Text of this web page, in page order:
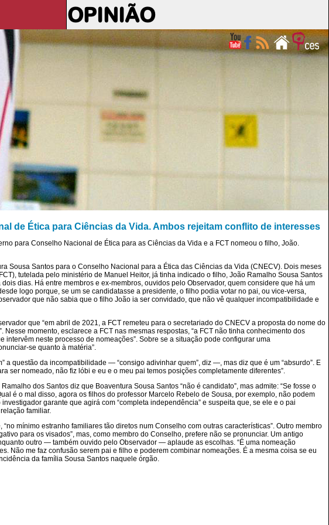
OPINIÃO
de Ética para Ciências da Vida. Ambos rejeitam conflito de interesses
para Conselho Nacional de Ética para as Ciências da Vida e a FCT nomeou o filho, João.
Sousa Santos para o Conselho Nacional para a Ética das Ciências da Vida (CNECV). Dois meses
tutelada pelo ministério de Manuel Heitor, já tinha indicado o filho, João Ramalho Sousa Santos
dias. Há entre membros e ex-membros, ouvidos pelo Observador, quem considere que há um
logo porque, se um se candidatasse a presidente, o filho podia votar no pai, ou vice-versa,
que não sabia que o filho João ia ser convidado, que não vê qualquer incompatibilidade e
que “em abril de 2021, a FCT remeteu para o secretariado do CNECV a proposta do nome do
momento, esclarece a FCT nas mesmas respostas, “a FCT não tinha conhecimento dos
neste processo de nomeações”. Sobre se a situação pode configurar uma
se quanto à matéria”.
a questão da incompatibilidade — “consigo adivinhar quem”, diz —, mas diz que é um “absurdo”. E
ser nomeado, não fiz lóbi e eu e o meu pai temos posições completamente diferentes”.
dos Santos diz que Boaventura Sousa Santos “não é candidato”, mas admite: “Se fosse o
é o mal disso, agora os filhos do professor Marcelo Rebelo de Sousa, por exemplo, não podem
garante que agirá com “completa independência” e suspeita que, se ele e o pai
familiar.
mínimo estranho familiares tão diretos num Conselho com outras características”. Outro membro
para os visados”, mas, como membro do Conselho, prefere não se pronunciar. Um antigo
outro — também ouvido pelo Observador — aplaude as escolhas. “É uma nomeação
Não me faz confusão serem pai e filho e poderem combinar nomeações. É a mesma coisa se eu
da família Sousa Santos naquele órgão.